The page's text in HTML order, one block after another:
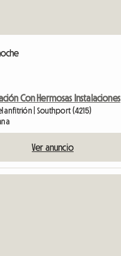
Con Hermosas Instalaciones
anfitrión | Southport (4215)
Ver anuncio